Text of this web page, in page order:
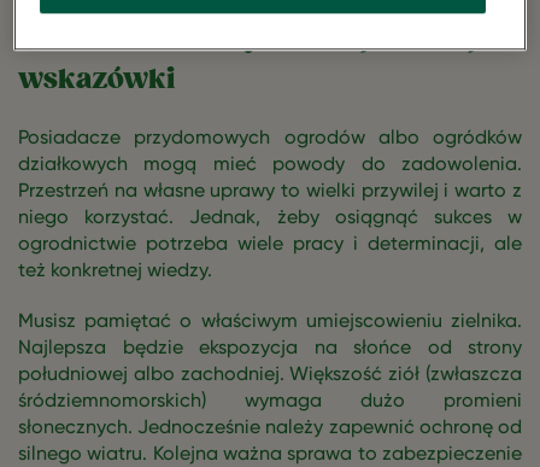
Zielnik domowy - najważniejsze
wskazówki
Posiadacze przydomowych ogrodów albo ogródków
działkowych mogą mieć powody do zadowolenia.
Przestrzeń na własne uprawy to wielki przywilej i warto z
niego korzystać. Jednak, żeby osiągnąć sukces w
ogrodnictwie potrzeba wiele pracy i determinacji, ale
też konkretnej wiedzy.
Musisz pamiętać o właściwym umiejscowieniu zielnika.
Najlepsza będzie ekspozycja na słońce od strony
południowej albo zachodniej. Większość ziół (zwłaszcza
śródziemnomorskich) wymaga dużo promieni
słonecznych. Jednocześnie należy zapewnić ochronę od
silnego wiatru. Kolejna ważna sprawa to zabezpieczenie